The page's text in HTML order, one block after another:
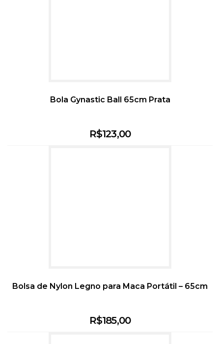
Bola Gynastic Ball 65cm Prata
R$123,00
Bolsa de Nylon Legno para Maca Portátil – 65cm
R$185,00